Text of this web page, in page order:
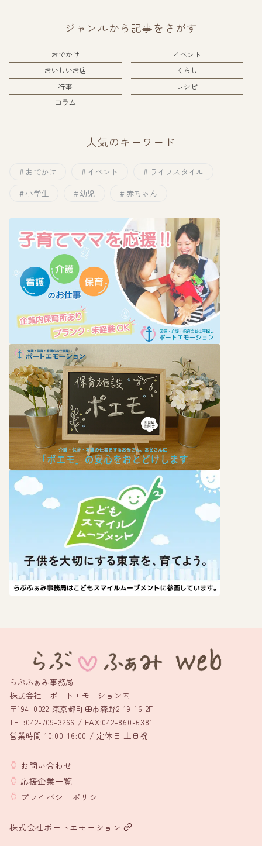
ジャンルから記事をさがす
おでかけ
イベント
おいしいお店
くらし
行事
レシピ
コラム
人気のキーワード
おでかけ イベント
ライフスタイル
小学生
幼児 赤ちゃん
らぶふぁみ事務局
株式会社 ポートエモーション内
〒194-0022 東京都町田市森野2-19-16 2F
TEL:042-709-3266 / FAX:042-860-6381
営業時間 10:00-16:00 / 定休日 土日祝
お問い合わせ
応援企業一覧
プライバシーポリシー
株式会社ポートエモーション